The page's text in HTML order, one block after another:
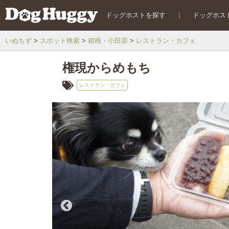
ドッグホストを探す ドッグホス
いぬちず スポット検索 箱根・小田原 レストラン・カフェ
権現からめもち
レストラン・カフェ